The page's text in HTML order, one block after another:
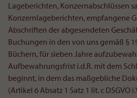
Lageberichten, Konzernabschlüssen
Konzernlageberichten, empfangene
Abschriften der abgesendeten
Buchungen in den von uns gemäß §
Büchern, für sieben Jahre
Aufbewahrungsfrist i.d.R. mit dem
beginnt, in dem das maßgebliche
(Artikel 6 Absatz 1 Satz 1 lit. c DSGVO